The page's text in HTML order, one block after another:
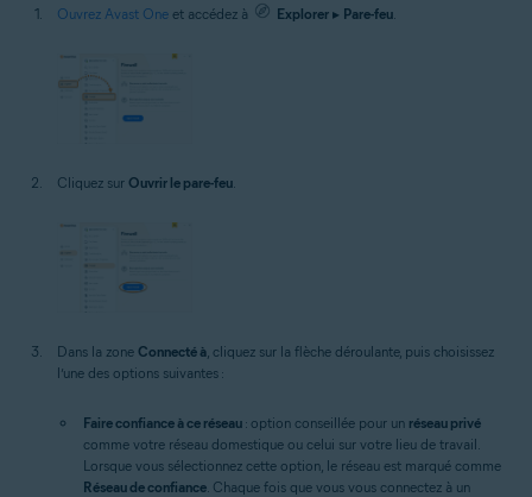
Ouvrez Avast One et accédez à Explorer ▸ Pare-feu
Cliquez sur Ouvrir le pare-feu
Dans la zone Connecté à , cliquez sur la flèche déroulante, puis choisissez
l’une des options suivantes :
Faire confiance à ce réseau : option conseillée pour un réseau privé
comme votre réseau domestique ou celui sur votre lieu de travail.
Lorsque vous sélectionnez cette option, le réseau est marqué comme
Réseau de confiance . Chaque fois que vous vous connectez à un